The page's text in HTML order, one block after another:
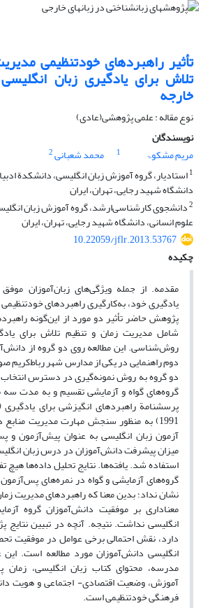
تأثیر راهبردهای خودتنظیمی
تلاش برای یادگیری زبان
خارجه
نوع مقاله : علمی پژوهشی(عادی)
نویسندگان
مریم مشکوۃ
1 محمد شعبانی2
1استادیار، گروه آموزش زبان انگلیسی، دانشکدة
دانشگاه شهید رجایی، تهران، ایران
2دانشجوی کارشناسی‌ارشد، گروه آموزش زبان
علوم انسانی، دانشگاه شهید رجایی، تهران، ایران
10.22059/jflr.2013.53767
چکیده
مقدمه. از جمله ویژگی‌های زبان‌آموزان
یادگیری خود، به‌کارگیری راهبردهای
پژوهش حاضر تأثیر دو مورد از این‌گونه
شامل مدیریت زمان و تنظیم تلاش برای
دوم راهنمایی در یکی از مدارس شهر رباط‌کریم
دو گروه به روش نمونه‌گیری در دسترس
گروه‌های گواه و آزمایشی تقسیم و به مدت سه
پرسشنامة راهبردهای انگیزشی برای یادگیری
1991) به منظور سنجش مهارت مدیریت
آزمون زبان انگلیسی به عنوان پیش‌آزمون و
میزان پیشرفت دانش‌آموزان در درس زبان
استفاده شد. یافته‌ها. نتایج تحلیل داده‌ها هیچ
گروه‌های آزمایشی و گواه در نمره‌های
نشان نداد؛ بدین معنا که راهبردهای مدیریت
معناداری بر موفقیت دانش‌آموزان گروه
انگلیسی نداشت. نتیجه. آنچه در تبیین
دارد، نقش احتمالی برخی عوامل در موفقیت
انگلیسی دانش‌آموزان مورد مطالعه است.
مدرسه، محتوای کتاب زبان انگلیسی،
آموزش، وضعیت اقتصادی- اجتماعی و هویت
فرهنگی خودتنظیمی است.